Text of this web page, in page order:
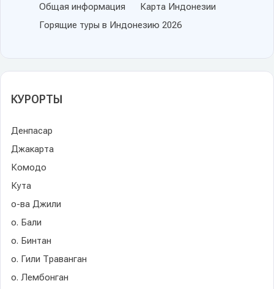
Общая информация
Карта Индонезии
Горящие туры в Индонезию 2026
КУРОРТЫ
Денпасар
Джакарта
Комодо
Кута
о-ва Джили
о. Бали
о. Бинтан
о. Гили Траванган
о. Лембонган